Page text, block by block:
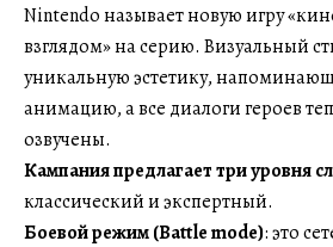
Nintendo называет новую игру
взглядом» на серию. Визуальный
уникальную эстетику,
анимацию, а все диалоги героев
озвучены.
Кампанияпредлагает три уровня
классический и экспертный.
Боевой режим (Battle mode): это